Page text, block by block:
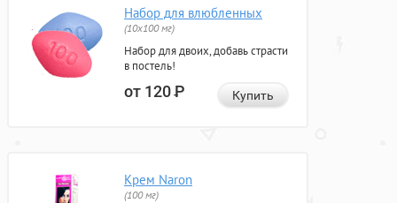
Набор для влюбленных
(10х100 мг)
Набор для двоих, добавь страсти
в постель!
от 120Р Купить
Крем Naron
(100 мг)